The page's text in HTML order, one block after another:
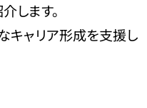
します。
キャリア形成を支援し